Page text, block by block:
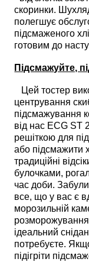
скоринки.
полегшує
підсмаженого
готовим до
Підсмажуйте,
Цей тостер
центрування
підсмажування
від нас ECG ST
решіткою для
або підсмажити
традиційні
булочками,
час доби. Забули
все, що у вас є
морозильній
ідеальний
потребуєте.
підігріти